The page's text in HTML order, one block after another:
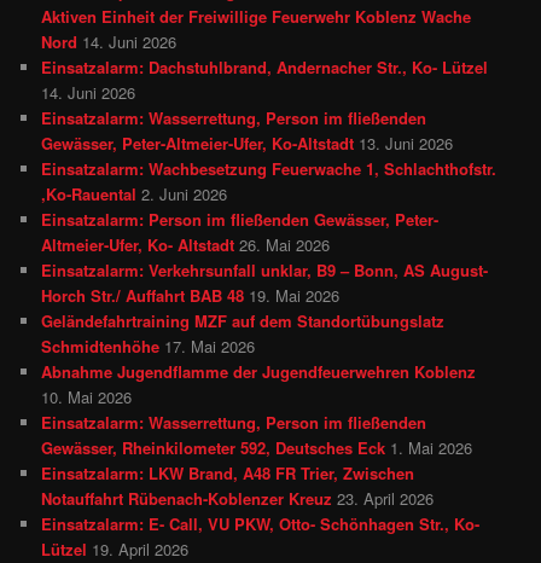
Aktiven Einheit der Freiwillige Feuerwehr Koblenz Wache
Nord 14. Juni 2026
Einsatzalarm: Dachstuhlbrand, Andernacher Str., Ko- Lützel
14. Juni 2026
Einsatzalarm: Wasserrettung, Person im fließenden
Gewässer, Peter-Altmeier-Ufer, Ko-Altstadt 13. Juni 2026
Einsatzalarm: Wachbesetzung Feuerwache 1, Schlachthofstr.
,Ko-Rauental 2. Juni 2026
Einsatzalarm: Person im fließenden Gewässer, Peter-
Altmeier-Ufer, Ko- Altstadt 26. Mai 2026
Einsatzalarm: Verkehrsunfall unklar, B9 – Bonn, AS August-
Horch Str./ Auffahrt BAB 48 19. Mai 2026
Geländefahrtraining MZF auf dem Standortübungslatz
Schmidtenhöhe 17. Mai 2026
Abnahme Jugendflamme der Jugendfeuerwehren Koblenz
10. Mai 2026
Einsatzalarm: Wasserrettung, Person im fließenden
Gewässer, Rheinkilometer 592, Deutsches Eck 1. Mai 2026
Einsatzalarm: LKW Brand, A48 FR Trier, Zwischen
Notauffahrt Rübenach-Koblenzer Kreuz 23. April 2026
Einsatzalarm: E- Call, VU PKW, Otto- Schönhagen Str., Ko-
Lützel 19. April 2026